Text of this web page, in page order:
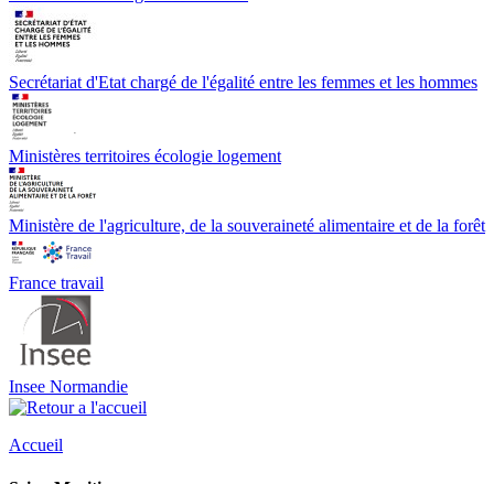
Secrétariat d'Etat chargé de l'égalité entre les femmes et les hommes
Ministères territoires écologie logement
Ministère de l'agriculture, de la souveraineté alimentaire et de la forêt
France travail
Insee Normandie
Accueil